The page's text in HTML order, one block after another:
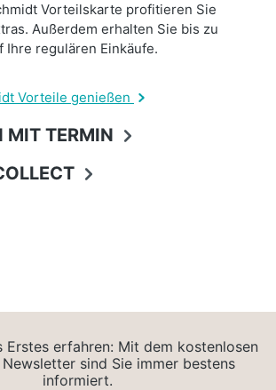
Vorteilskarte profitieren Sie
Außerdem erhalten Sie bis zu
Ihre regulären Einkäufe.
Vorteile genießen
MIT TERMIN
Erstes erfahren: Mit dem kostenlosen
sind Sie immer bestens
informiert.